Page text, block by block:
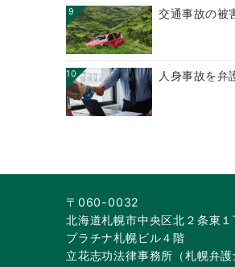
9 交通事故の被
10 人身事故を弁
〒060-0032
北海道札幌市中央区北２条東
プラチナ札幌ビル４階
立花志功法律事務所（札幌弁護